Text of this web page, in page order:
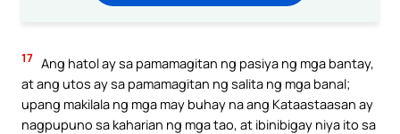
17 Ang hatol ay sa pamamagitan ng pasiya ng mga bantay,
at ang utos ay sa pamamagitan ng salita ng mga banal;
upang makilala ng mga may buhay na ang Kataastaasan ay
nagpupuno sa kaharian ng mga tao, at ibinibigay niya ito sa